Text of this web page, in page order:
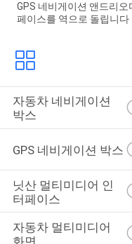
GPS 네비게이션 앤드리
페이스를 역으로 돌립니다
자동차 네비게이션
박스
GPS 네비게이션 박스
닛산 멀티미디어 인
터페이스
자동차 멀티미디어
화면